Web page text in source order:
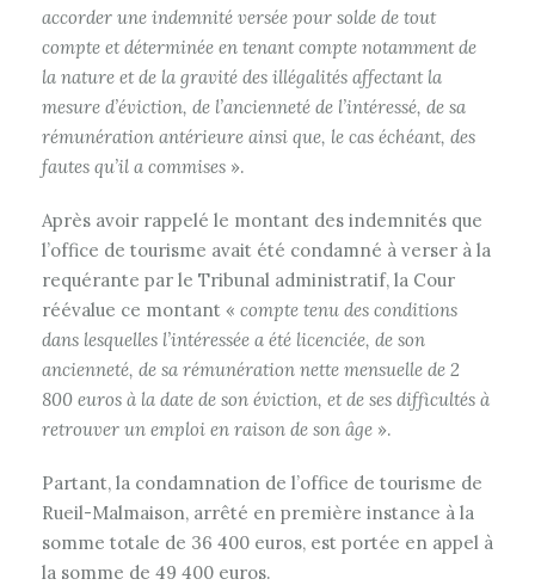
accorder une indemnité versée pour solde de tout
compte et déterminée en tenant compte notamment de
la nature et de la gravité des illégalités affectant la
mesure d’éviction, de l’ancienneté de l’intéressé, de sa
rémunération antérieure ainsi que, le cas échéant, des
fautes qu’il a commises ».
Après avoir rappelé le montant des indemnités que
l’office de tourisme avait été condamné à verser à la
requérante par le Tribunal administratif, la Cour
réévalue ce montant « compte tenu des conditions
dans lesquelles l’intéressée a été licenciée, de son
ancienneté, de sa rémunération nette mensuelle de 2
800 euros à la date de son éviction, et de ses difficultés à
retrouver un emploi en raison de son âge ».
Partant, la condamnation de l’office de tourisme de
Rueil-Malmaison, arrêté en première instance à la
somme totale de 36 400 euros, est portée en appel à
la somme de 49 400 euros.